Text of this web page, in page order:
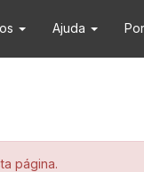
Ajuda
página.